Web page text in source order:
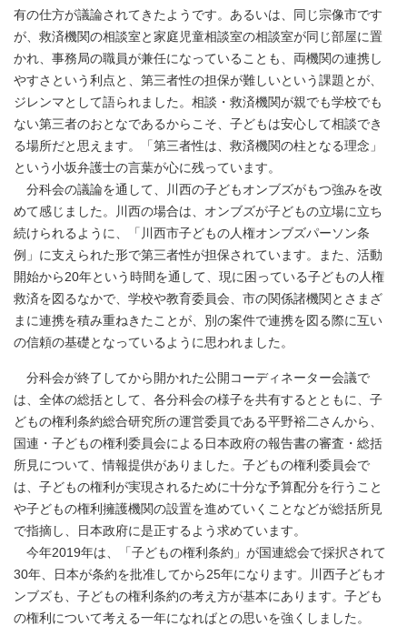
有の仕方が議論されてきたようです。あるいは、同じ宗像市です
が、救済機関の相談室と家庭児童相談室の相談室が同じ部屋に置
かれ、事務局の職員が兼任になっていることも、両機関の連携し
やすさという利点と、第三者性の担保が難しいという課題とが、
ジレンマとして語られました。相談・救済機関が親でも学校でも
ない第三者のおとなであるからこそ、子どもは安心して相談でき
る場所だと思えます。「第三者性は、救済機関の柱となる理念」
という小坂弁護士の言葉が心に残っています。
分科会の議論を通して、川西の子どもオンブズがもつ強みを改
めて感じました。川西の場合は、オンブズが子どもの立場に立ち
続けられるように、「川西市子どもの人権オンブズパーソン条
例」に支えられた形で第三者性が担保されています。また、活動
開始から20年という時間を通して、現に困っている子どもの人権
救済を図るなかで、学校や教育委員会、市の関係諸機関とさまざ
まに連携を積み重ねきたことが、別の案件で連携を図る際に互い
の信頼の基礎となっているように思われました。
分科会が終了してから開かれた公開コーディネーター会議で
は、全体の総括として、各分科会の様子を共有するとともに、子
どもの権利条約総合研究所の運営委員である平野裕二さんから、
国連・子どもの権利委員会による日本政府の報告書の審査・総括
所見について、情報提供がありました。子どもの権利委員会で
は、子どもの権利が実現されるために十分な予算配分を行うこと
や子どもの権利擁護機関の設置を進めていくことなどが総括所見
で指摘し、日本政府に是正するよう求めています。
今年2019年は、「子どもの権利条約」が国連総会で採択されて
30年、日本が条約を批准してから25年になります。川西子どもオ
ンブズも、子どもの権利条約の考え方が基本にあります。子ども
の権利について考える一年になればとの思いを強くしました。